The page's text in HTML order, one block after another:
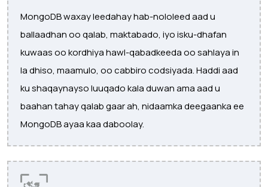
MongoDB waxay leedahay hab-nololeed aad u
ballaadhan oo qalab, maktabado, iyo isku-dhafan
kuwaas oo kordhiya hawl-qabadkeeda oo sahlaya in
la dhiso, maamulo, oo cabbiro codsiyada. Haddi aad
ku shaqaynayso luuqado kala duwan ama aad u
baahan tahay qalab gaar ah, nidaamka deegaanka ee
MongoDB ayaa kaa daboolay.